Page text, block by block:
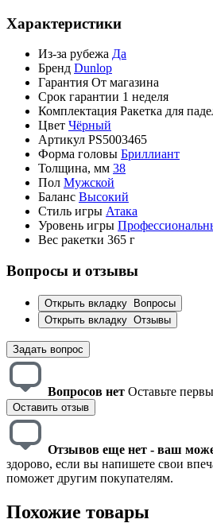
Характеристики
Из-за рубежа Да
Бренд Dunlop
Гарантия От магазина
Срок гарантии 1 неделя
Комплектация Ракетка для
Цвет Чёрный
Артикул PS5003465
Форма головы Бриллиант
Толщина, мм 38
Пол Мужской
Баланс Высокий
Стиль игры Атака
Уровень игры
Вес ракетки 365 г
Вопросы и отзывы
Открыть вкладку
Вопросы
Открыть вкладку Отзывы
Задать вопрос
Вопросов нет Оставьте
Оставить отзыв
Отзывов еще нет - ваш
здорово, если вы напишете свои
поможет другим покупателям.
Похожие товары